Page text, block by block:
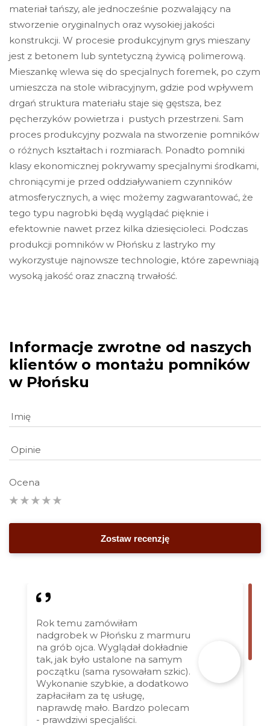
materiał tańszy, ale jednocześnie pozwalający na
stworzenie oryginalnych oraz wysokiej jakości
konstrukcji. W procesie produkcyjnym grys mieszany
jest z betonem lub syntetyczną żywicą polimerową.
Mieszankę wlewa się do specjalnych foremek, po czym
umieszcza na stole wibracyjnym, gdzie pod wpływem
drgań struktura materiału staje się gęstsza, bez
pęcherzyków powietrza i pustych przestrzeni. Sam
proces produkcyjny pozwala na stworzenie pomników
o różnych kształtach i rozmiarach. Ponadto pomniki
klasy ekonomicznej pokrywamy specjalnymi środkami,
chroniącymi je przed oddziaływaniem czynników
atmosferycznych, a więc możemy zagwarantować, że
tego typu nagrobki będą wyglądać pięknie i
efektownie nawet przez kilka dziesięcioleci. Podczas
produkcji pomników w Płońsku z lastryko my
wykorzystuje najnowsze technologie, które zapewniają
wysoką jakość oraz znaczną trwałość.
Informacje zwrotne od naszych
klientów o montażu pomników
w Płońsku
Ocena
Rok temu zamówiłam
nadgrobek w Płońsku z marmuru
na grób ojca. Wyglądał dokładnie
tak, jak było ustalone na samym
początku (sama rysowałam szkic).
Wykonanie szybkie, a dodatkowo
zapłaciłam za tę usługę,
naprawdę mało. Bardzo polecam
- prawdziwi specjaliści.